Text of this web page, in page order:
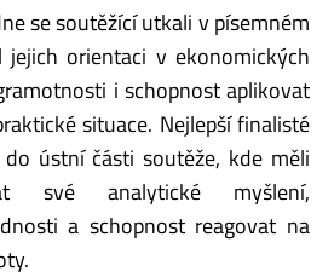
se soutěžící utkali v písemném
orientaci v ekonomických
i schopnost aplikovat
situace. Nejlepší finalisté
ústní části soutěže, kde měli
své analytické myšlení,
a schopnost reagovat na